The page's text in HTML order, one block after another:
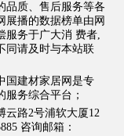
品质、售后服务等各
展播的数据榜单由网
服务于广大消 费者,
同请及时与本站联
国建材家居网是专
务综合平台；
云路2号浦软大厦12
咨询邮箱：